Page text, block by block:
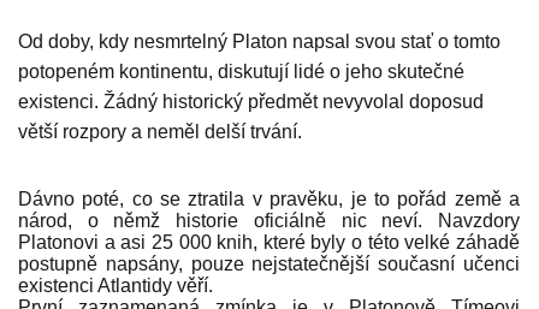
Od doby, kdy nesmrtelný Platon napsal svou stať o tomto
potope­ném kontinentu, diskutují lidé o jeho skutečné
existenci. Žádný his­torický předmět nevyvolal doposud
větší rozpory a neměl delší trvá­ní.
Dávno poté, co se ztratila v pravěku, je to pořád země a
národ, o němž historie oficiálně nic neví. Navzdory
Platonovi a asi 25 000 knih, které byly o této velké záhadě
postupně napsány, pouze nejsta­tečnější současní učenci
existenci Atlantidy věří.